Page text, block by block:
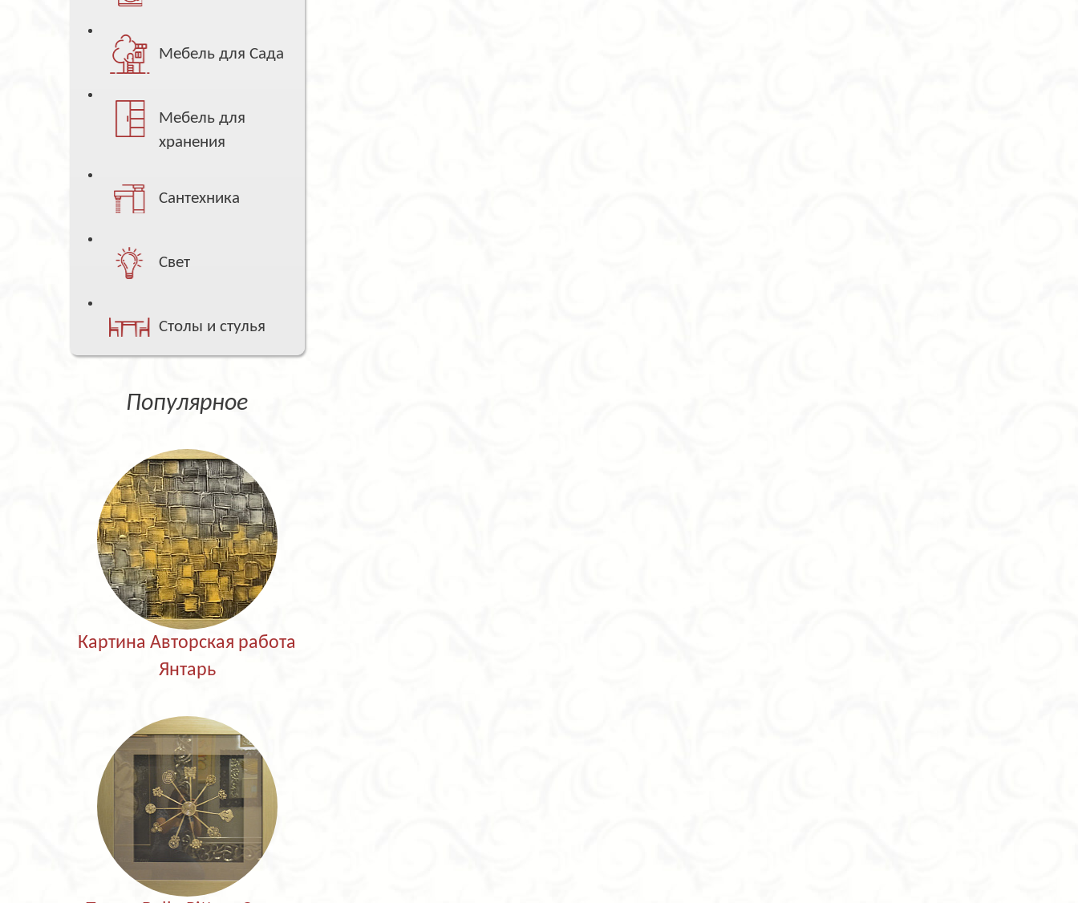
Мебель для Сада
Мебель для
хранения
Сантехника
Свет
Столы и стулья
Популярное
Картина Авторская работа
Янтарь